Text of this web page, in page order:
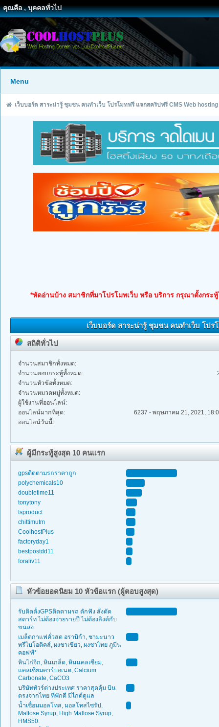
คุณคือ , บุคคลทั่วไป
Menu
เว็บบอร์ด สาระน่ารู้ ชุมชน คนทำเว็บ โปรโมทฟรี แจกสคริปฟรี CMS Web hosting
*หัดอ่านบ้าง สมาชิกที่มาโปรโมทเว็บ หรือ บริการ กรุณาตั้งกระ
เว็บบอร์ด สาระน่ารู้ ชุมชน คนทำเว็บ โป
สถิติทั่วไป
จำนวนสมาชิกทั้งหมด:
จำนวนตอบกระทู้ทั้งหมด:
จำนวนหัวข้อทั้งหมด:
จำนวนหมวดหมู่ทั้งหมด:
ผู้ใช้งานที่ออนไลน์:
ออนไลน์มากที่สุด:
6237 - พฤษภาคม 21, 2021,
ออนไลน์วันนี้:
ผู้มีกระทู้สูงสุด 10 คนแรก
gpsติดตามรถราคาถูก
polychemicals10
doubletime11
tonytony
tsproduct
chittimutm
CoolhostPlus
factoryday1
bestpostdd11
foraliv11
หัวข้อยอดนิยม 10 หัวข้อแรก (ผู้ตอบสูงสุด)
รับติดตั้งGPSติดตามรถ ดักฟัง สั่งตัด
สตาร์ท ไม่ต้องจ่ายรายปี ไม่ต้องลิงค์กับ
ขนส่ง
เมล็ดกาแฟคั่วสด อราบิก้า, ชามะนาว
พรีไบโอติคส์, ผงชาเขียว, ผงชาไทย ภูมีน
คอฟฟ์*
หินไก่จิก, หินเกล็ด, หินแคลเซียม,
แคลเซียมคาร์บอเนต, Calcium
Carbonate, CaCO3
บริษัททัวร์ต่างประเทศ ราคาสุดคุ้ม บิน
ตรงจากไทย ที่พักดี มีไกด์ดูแล
น้ำเชื่อมมอลโทส, มอลโทสไซรัป,
Maltose Syrup, High Maltose Syrup,
HMS50.